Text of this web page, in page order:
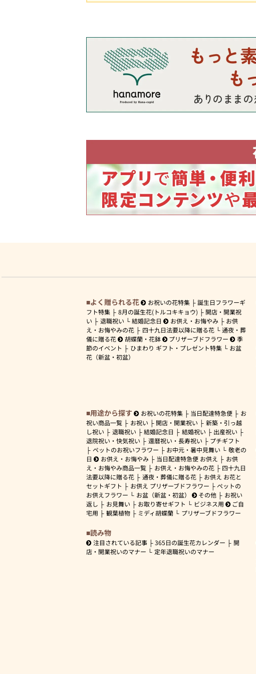
よく贈られる花 お祝いの花特集
誕生日フラワーギ
フト特集
8月の誕生花(トルコキキョウ)
開店・開業祝
い
退職祝い 結婚記念日 お供え・お悔やみ
お供
え・お悔やみの花
四十九日法要以降に贈る花
通夜・葬
儀に贈る花
胡蝶蘭・花鉢 プリザーブドフラワー
季
節のイベント
ひまわり ギフト・プレゼント特集
お盆
花（新盆・初盆）
用途から探す お祝いの花特集 当日配達特急便
お
祝い商品一覧
お祝い 開店・開業祝い
新築・引っ越
し祝い
退職祝い 結婚記念日 結婚祝い
出産祝い
退院祝い・快気祝い
還暦祝い・長寿祝い
プチギフト
ペットのお祝いフラワー
お中元・暑中見舞い
敬老の
日
お供え・お悔やみ 当日配達特急便 お供え
お供
え・お悔やみ商品一覧
お供え・お悔やみの花
四十九日
法要以降に贈る花
通夜・葬儀に贈る花
お供え お花と
セットギフト
お供え プリザーブドフラワー
ペットの
お供えフラワー
お盆（新盆・初盆） その他
お祝い
返し
お見舞い お取り寄せギフト ビジネス用
ご自
宅用
観葉植物 ミディ胡蝶蘭 プリザーブドフラワー
読み物
注目されている記事 365日の誕生花カレンダー
開
店・開業祝いのマナー
定年退職祝いのマナー